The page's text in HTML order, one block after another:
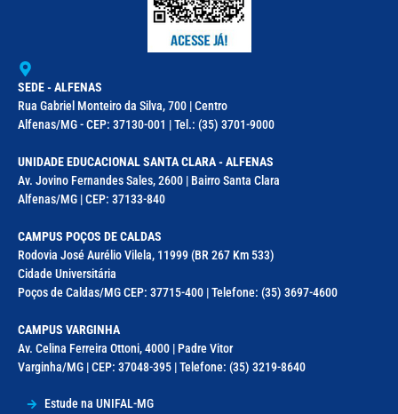
SEDE - ALFENAS
Rua Gabriel Monteiro da Silva, 700 | Centro
Alfenas/MG - CEP: 37130-001 | Tel.: (35) 3701-9000
UNIDADE EDUCACIONAL SANTA CLARA - ALFENAS
Av. Jovino Fernandes Sales, 2600 | Bairro Santa Clara
Alfenas/MG | CEP: 37133-840
CAMPUS POÇOS DE CALDAS
Rodovia José Aurélio Vilela, 11999 (BR 267 Km 533)
Cidade Universitária
Poços de Caldas/MG CEP: 37715-400 | Telefone: (35) 3697-4600
CAMPUS VARGINHA
Av. Celina Ferreira Ottoni, 4000 | Padre Vitor
Varginha/MG | CEP: 37048-395 | Telefone: (35) 3219-8640
Estude na UNIFAL-MG